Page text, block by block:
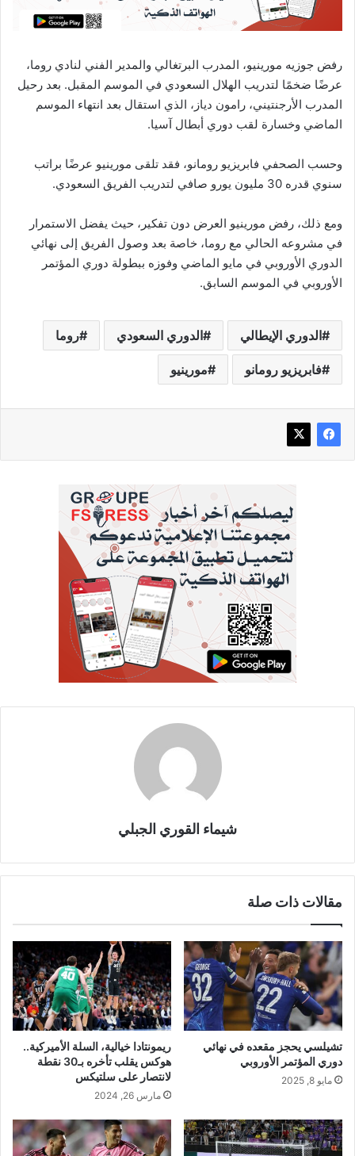
رفض جوزيه مورينيو، المدرب البرتغالي والمدير الفني لنادي روما،
عرضًا ضخمًا لتدريب الهلال السعودي في الموسم المقبل. بعد رحيل
المدرب الأرجنتيني، رامون دياز، الذي استقال بعد انتهاء الموسم
الماضي وخسارة لقب دوري أبطال آسيا.
وحسب الصحفي فابريزيو رومانو، فقد تلقى مورينيو عرضًا براتب
سنوي قدره 30 مليون يورو صافي لتدريب الفريق السعودي.
ومع ذلك، رفض مورينيو العرض دون تفكير، حيث يفضل الاستمرار
في مشروعه الحالي مع روما، خاصة بعد وصول الفريق إلى نهائي
الدوري الأوروبي في مايو الماضي وفوزه ببطولة دوري المؤتمر
الأوروبي في الموسم السابق.
الدوري الإيطالي الدوري السعودي روما
فابريزيو رومانو مورينيو
شيماء القوري الجبلي
مقالات ذات صلة
تشيلسي يحجز مقعده في نهائي
دوري المؤتمر الأوروبي
مايو 8, 2025
ريمونتادا خيالية، السلة الأميركية..
هوكس يقلب تأخره بـ30 نقطة
لانتصار على سلتيكس
مارس 26, 2024